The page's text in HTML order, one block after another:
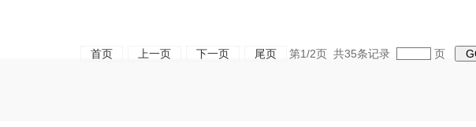
首页 上一页 下一页 尾页 第1/2页 共35条记录 页